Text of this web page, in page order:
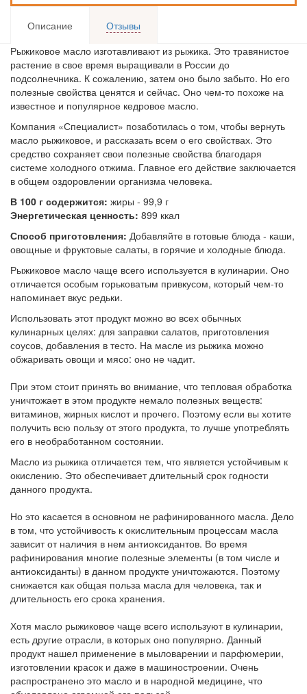
Описание
Отзывы
Рыжиковое масло изготавливают из рыжика. Это травянистое
растение в свое время выращивали в России до
подсолнечника. К сожалению, затем оно было забыто. Но его
полезные свойства ценятся и сейчас. Оно чем-то похоже на
известное и популярное кедровое масло.
Компания «Специалист» позаботилась о том, чтобы вернуть
масло рыжиковое, и рассказать всем о его свойствах. Это
средство сохраняет свои полезные свойства благодаря
системе холодного отжима. Главное его действие заключается
в общем оздоровлении организма человека.
В 100 г содержится: жиры - 99,9 г
Энергетическая ценность: 899 ккал
Способ приготовления: Добавляйте в готовые блюда - каши,
овощные и фруктовые салаты, в горячие и холодные блюда.
Рыжиковое масло чаще всего используется в кулинарии. Оно
отличается особым горьковатым привкусом, который чем-то
напоминает вкус редьки.
Использовать этот продукт можно во всех обычных
кулинарных целях: для заправки салатов, приготовления
соусов, добавления в тесто. На масле из рыжика можно
обжаривать овощи и мясо: оно не чадит.
При этом стоит принять во внимание, что тепловая обработка
уничтожает в этом продукте немало полезных веществ:
витаминов, жирных кислот и прочего. Поэтому если вы хотите
получить всю пользу от этого продукта, то лучше употреблять
его в необработанном состоянии.
Масло из рыжика отличается тем, что является устойчивым к
окислению. Это обеспечивает длительный срок годности
данного продукта.
Но это касается в основном не рафинированного масла. Дело
в том, что устойчивость к окислительным процессам масла
зависит от наличия в нем антиоксидантов. Во время
рафинирования многие полезные элементы (в том числе и
антиоксиданты) в данном продукте уничтожаются. Поэтому
снижается как общая польза масла для человека, так и
длительность его срока хранения.
Хотя масло рыжиковое чаще всего используют в кулинарии,
есть другие отрасли, в которых оно популярно. Данный
продукт нашел применение в мыловарении и парфюмерии,
изготовлении красок и даже в машиностроении. Очень
распространено это масло и в народной медицине, что